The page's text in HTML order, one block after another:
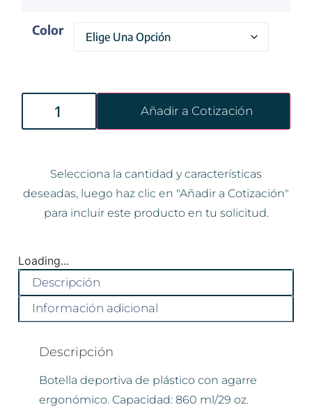
Color
Añadir a Cotización
Selecciona la cantidad y características
deseadas, luego haz clic en "Añadir a Cotización"
para incluir este producto en tu solicitud.
Loading...
Descripción
Información adicional
Descripción
Botella deportiva de plástico con agarre
ergonómico. Capacidad: 860 ml/29 oz.